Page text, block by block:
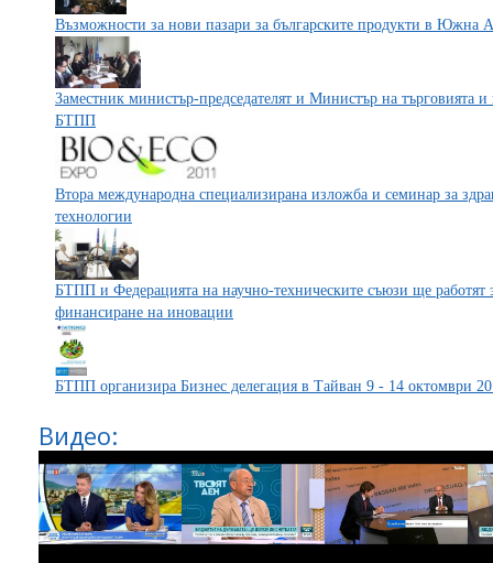
Възможности за нови пазари за българските продукти в Южна
Заместник министър-председателят и Министър на търговията
БТПП
Втора международна специализирана изложба и семинар за
технологии
БТПП и Федерацията на научно-техническите съюзи ще
финансиране на иновации
БТПП организира Бизнес делегация в Тайван 9 - 14 октомври
Видео: